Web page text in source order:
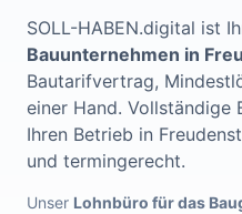
SOLL-HABEN.digital ist
Bauunternehmen in
Bautarifvertrag,
einer Hand. Vollständige
Ihren Betrieb in
und termingerecht.
Unser Lohnbüro für das
Lohnabrechnung Waiblingen
Lohnabrechnung Schorndorf
Lohnabrechnung Stuttgart
Lohnabrechnung Heilbronn
Lohnabrechnung Karlsruhe
Lohnabrechnung Freiburg
Lohnabrechnung Mannheim